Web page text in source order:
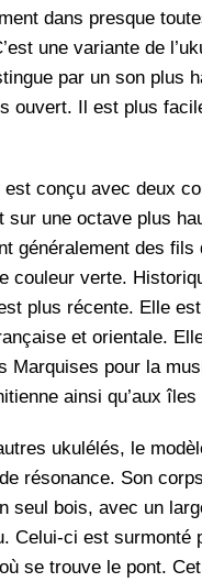
dans presque
une variante de
par un son plus
ouvert. Il est plus
conçu avec deux
sur une octave plus
généralement des fils
couleur verte.
plus récente. Elle
et orientale.
Marquises pour la
ainsi qu’aux îles
ukulélés, le
résonance. Son
seul bois, avec un
Celui-ci est surmonté
se trouve le pont.